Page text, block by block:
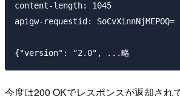
content-length: 1045
apigw-requestid: SoCvXinnNjMEPOQ=
今度は200 OKでレスポンスが返却され